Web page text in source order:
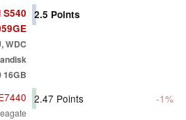
S540
WDC
16GB
2.5 Points
2.47 Points -1%